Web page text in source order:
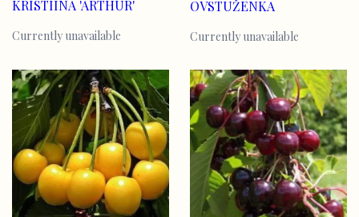
KRISTIINA 'ARTHUR'
Currently unavailable
OVSTUŽENKA
Currently unavailable